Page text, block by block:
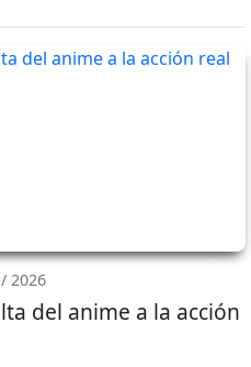
2026
del anime a la acción